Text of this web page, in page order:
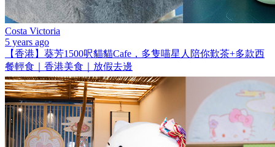
Costa Victoria
5 years ago
【香港】葵芳1500呎貓貓Cafe，多隻喵星人陪你歎茶+多款西
餐輕食｜香港美食｜放假去邊